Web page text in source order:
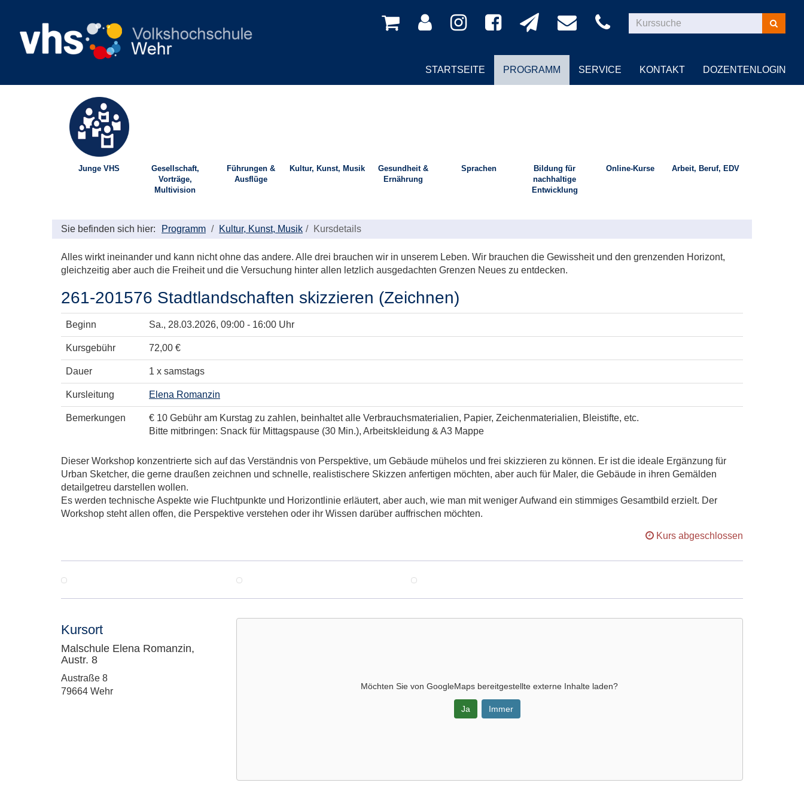
Kurse
suchen
STARTSEITE PROGRAMM SERVICE KONTAKT DOZENTENLOGIN
Junge VHS
Gesellschaft,
Vorträge,
Multivision
Führungen &
Ausflüge
Kultur, Kunst, Musik
Gesundheit &
Ernährung
Sprachen
Bildung für
nachhaltige
Entwicklung
Online-Kurse Arbeit, Beruf, EDV
Sie befinden sich hier: Programm Kultur, Kunst, Musik Kursdetails
Alles wirkt ineinander und kann nicht ohne das andere. Alle drei brauchen wir in unserem Leben. Wir brauchen die Gewissheit und den grenzenden Horizont,
gleichzeitig aber auch die Freiheit und die Versuchung hinter allen letzlich ausgedachten Grenzen Neues zu entdecken.
261-201576 Stadtlandschaften skizzieren (Zeichnen)
Beginn Sa., 28.03.2026, 09:00 - 16:00 Uhr
Kursgebühr 72,00 €
Dauer 1 x samstags
Kursleitung Elena Romanzin
Bemerkungen
€ 10 Gebühr am Kurstag zu zahlen, beinhaltet alle Verbrauchsmaterialien, Papier, Zeichenmaterialien, Bleistifte, etc.
Bitte mitbringen: Snack für Mittagspause (30 Min.), Arbeitskleidung & A3 Mappe
Dieser Workshop konzentrierte sich auf das Verständnis von Perspektive, um Gebäude mühelos und frei skizzieren zu können. Er ist die ideale Ergänzung für
Urban Sketcher, die gerne draußen zeichnen und schnelle, realistischere Skizzen anfertigen möchten, aber auch für Maler, die Gebäude in ihren Gemälden
detailgetreu darstellen wollen.
Es werden technische Aspekte wie Fluchtpunkte und Horizontlinie erläutert, aber auch, wie man mit weniger Aufwand ein stimmiges Gesamtbild erzielt. Der
Workshop steht allen offen, die Perspektive verstehen oder ihr Wissen darüber auffrischen möchten.
Kurs abgeschlossen
Kursort
Malschule Elena Romanzin,
Austr. 8
Adresse:
Austraße 8
79664 Wehr
Möchten Sie vonGoogleMaps bereitgestellte externe Inhalte laden?
Ja Immer